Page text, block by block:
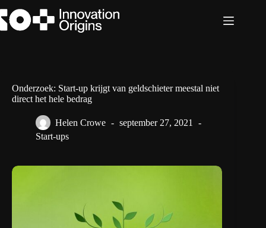
naar
de
Onderzoek: Start-up krijgt van geldschieter meestal niet
direct het hele bedrag
Helen Crowe
september 27, 2021
Start-ups